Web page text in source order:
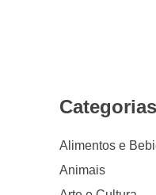
Categorias
Alimentos e
Animais